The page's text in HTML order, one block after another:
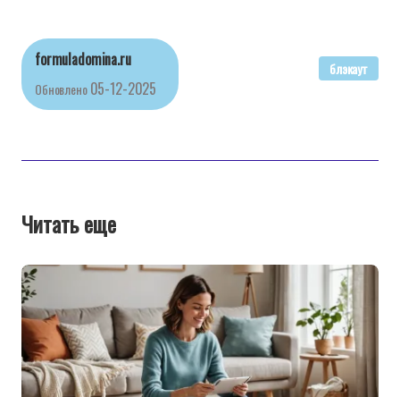
formuladomina.ru
Обновлено 05-12-2025
блэкаут
Читать еще